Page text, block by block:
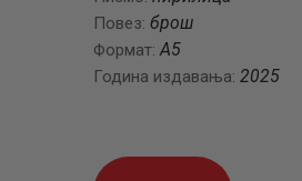
Повез: брош
Формат:А5
Година издавања: 2025